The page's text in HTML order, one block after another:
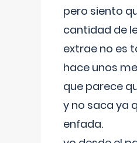
pero siento
cantidad de
extrae no es
hace unos
que parece
y no saca ya
enfada.